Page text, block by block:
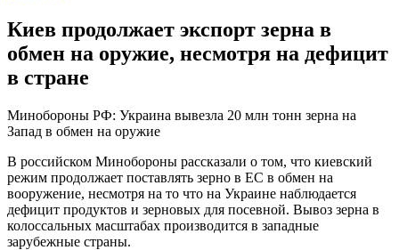
Киев продолжает экспорт зерна в
обмен на оружие, несмотря на дефицит
в стране
Минобороны РФ: Украина вывезла 20 млн тонн зерна на
Запад в обмен на оружие
В российском Минобороны рассказали о том, что киевский
режим продолжает поставлять зерно в ЕС в обмен на
вооружение, несмотря на то что на Украине наблюдается
дефицит продуктов и зерновых для посевной. Вывоз зерна в
колоссальных масштабах производится в западные
зарубежные страны.